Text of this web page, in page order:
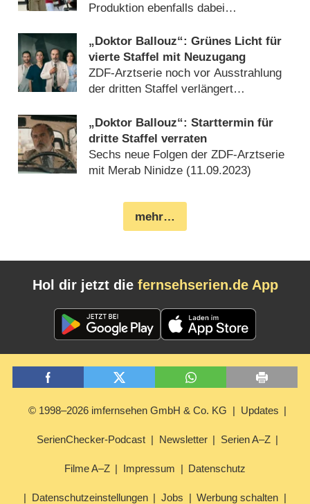
Produktion ebenfalls dabei
„Doktor Ballouz“: Grünes Licht für
vierte Staffel mit Neuzugang
ZDF-Arztserie noch vor Ausstrahlung
der dritten Staffel verlängert
„Doktor Ballouz“: Starttermin für
dritte Staffel verraten
Sechs neue Folgen der ZDF-Arztserie
mit Merab Ninidze (11.09.2023)
mehr…
Hol dir jetzt die fernsehserien.de App
© 1998–2026 imfernsehen GmbH & Co. KG Updates
SerienChecker-Podcast Newsletter Serien A–Z
Filme A–Z Impressum Datenschutz
Datenschutzeinstellungen Jobs Werbung schalten